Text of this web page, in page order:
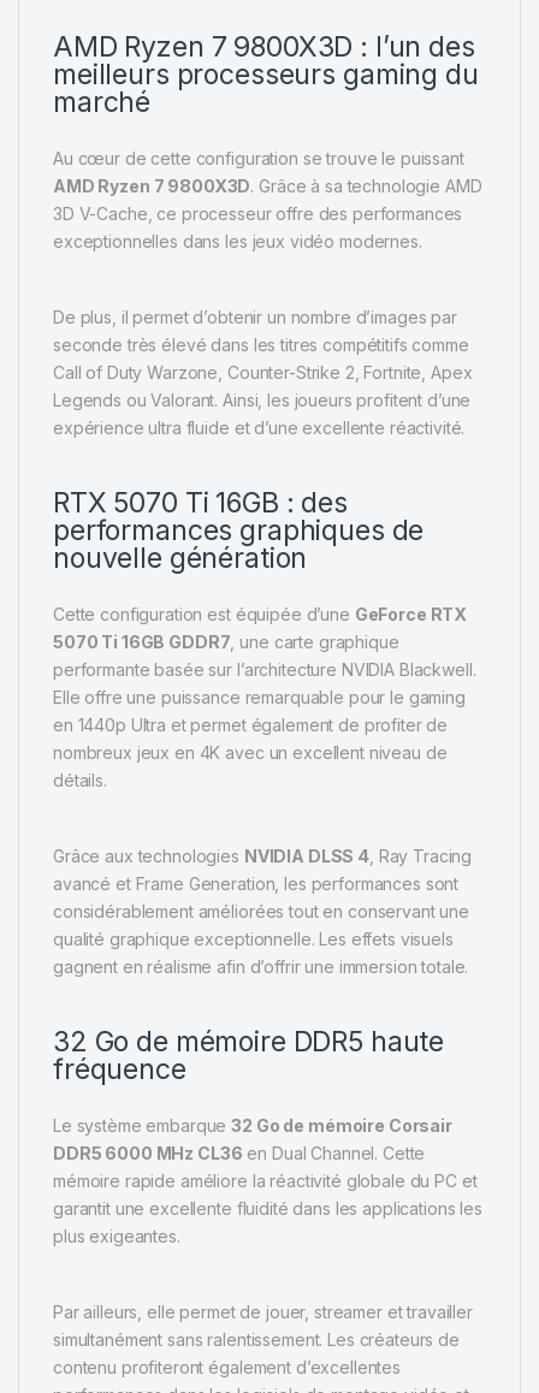
AMD Ryzen 7 9800X3D : l’un des
meilleurs processeurs gaming du
marché
Au cœur de cette configuration se trouve le puissant
AMD Ryzen 7 9800X3D. Grâce à sa technologie AMD
3D V-Cache, ce processeur offre des performances
exceptionnelles dans les jeux vidéo modernes.
De plus, il permet d’obtenir un nombre d’images par
seconde très élevé dans les titres compétitifs comme
Call of Duty Warzone, Counter-Strike 2, Fortnite, Apex
Legends ou Valorant. Ainsi, les joueurs profitent d’une
expérience ultra fluide et d’une excellente réactivité.
RTX 5070 Ti 16GB : des
performances graphiques de
nouvelle génération
Cette configuration est équipée d’une GeForce RTX
5070 Ti 16GB GDDR7 , une carte graphique
performante basée sur l’architecture NVIDIA Blackwell.
Elle offre une puissance remarquable pour le gaming
en 1440p Ultra et permet également de profiter de
nombreux jeux en 4K avec un excellent niveau de
détails.
Grâce aux technologies NVIDIA DLSS 4, Ray Tracing
avancé et Frame Generation, les performances sont
considérablement améliorées tout en conservant une
qualité graphique exceptionnelle. Les effets visuels
gagnent en réalisme afin d’offrir une immersion totale.
32 Go de mémoire DDR5 haute
fréquence
Le système embarque32 Go de mémoire Corsair
DDR5 6000 MHz CL36 en Dual Channel. Cette
mémoire rapide améliore la réactivité globale du PC et
garantit une excellente fluidité dans les applications les
plus exigeantes.
Par ailleurs, elle permet de jouer, streamer et travailler
simultanément sans ralentissement. Les créateurs de
contenu profiteront également d’excellentes